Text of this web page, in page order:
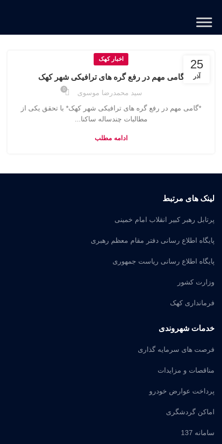
25
آذر
اخبار کهک
گامی مهم در رفع گره‌ های ترافیکی شهر کهک
سید محمدرضا موسوی 0
*گامی مهم در رفع گره‌ های ترافیکی شهر کهک* با تحقق یکی از
مطالبات چندساله ساکنا...
ادامه مطلب
لینک های مرتبط
پرتابل رهبر کبیر انقلاب امام خمینی
پایگاه اطلاع رسانی دفتر مقام معظم رهبری
پایگاه اطلاع رسانی ریاست جمهوری
وزارت کشور
فرمانداری کهک
خدمات شهروندی
فرصت های سرمایه گذاری
مناقصات و مزایدات
پرداخت عوارض خودرو
اماکن گردشگری
سامانه 137